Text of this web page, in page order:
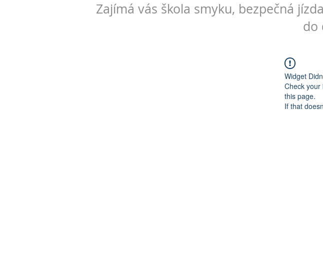
Zajímá vás škola smyku, bezpečná
do
Widget
Check
this page.
If that